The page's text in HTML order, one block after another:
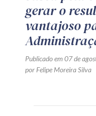
gerar o
vantajoso
Publicado em 07 de
por Felipe Moreira Silva